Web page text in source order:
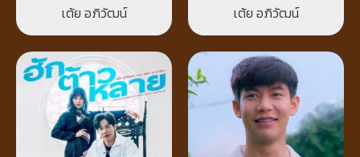
เต้ย อภิวัฒน์ เต้ย อภิวัฒน์